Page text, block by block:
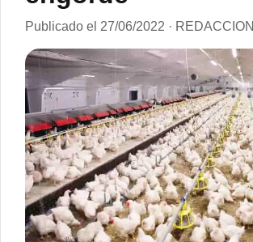
Publicado el 27/06/2022 · REDACCION